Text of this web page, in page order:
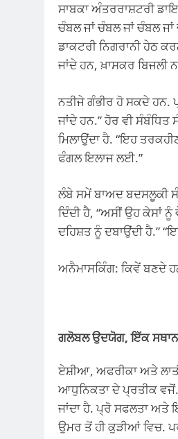
ਸਾਬਕਾ ਅੰਤਰਰਾਸ਼ਟਰੀ
ਚੰਬਲ ਜਾਂ ਚੰਬਲ ਜਾਂ ਚੰਬਲ
ਡਾਕਟਰੀ ਨਿਗਰਾਨੀ ਹੇਠ
ਜਾਂਦੇ ਹਨ, ਖ਼ਾਸਕਰ ਬਿਜਲੀ
ਨਤੀਜੇ ਗੰਭੀਰ ਹੋ ਸਕਦੇ ਹਨ.
ਜਾਂਦੇ ਹਨ.” ਹੋਰ ਵੀ
ਮਿਲਾਉਂਦਾ ਹੈ. “ਇਹ
ਫੰਗਲ ਇਲਾਜ ਲਈ.”
ਲੰਬੇ ਸਮੇਂ ਬਾਅਦ ਬਦਸਲੂਕੀ
ਦਿੰਦੀ ਹੈ, “ਅਸੀਂ ਉਹ
ਦਹਿਸ਼ਤ ਨੂੰ ਦਬਾਉਂਦੀ ਹੈ.”
ਅਨੈਮਾਸਕਿੰਗ: ਕਿਵੇਂ ਬਣਦੇ
ਗਲੋਬਲ ਉਦਯੋਗ, ਇੱਕ
ਏਸ਼ੀਆ, ਅਫਰੀਕਾ ਅਤੇ
ਆਧੁਨਿਕਤਾ ਦੇ ਪ੍ਰਤੀਕ
ਜਾਂਦਾ ਹੈ. ਪ੍ਰੋ ਸਫਲਤਾ ਅਤੇ
ਉਮਰ ਤੋਂ ਹੀ ਕੁੜੀਆਂ ਵਿਚ.